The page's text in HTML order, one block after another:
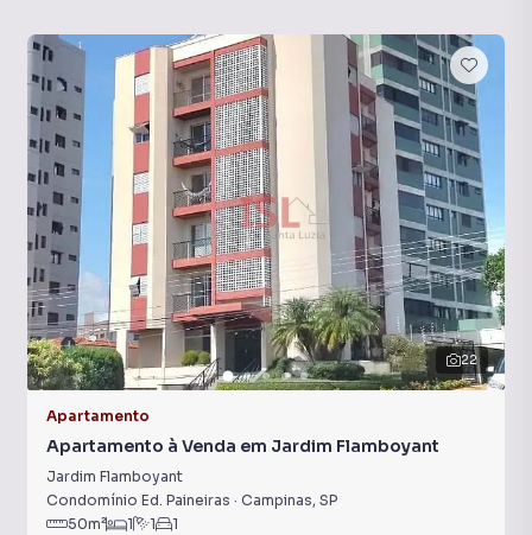
22
Apartamento
Apartamento à Venda em Jardim Flamboyant
Jardim Flamboyant
Condomínio Ed. Paineiras · Campinas, SP
50m² 1 1 1